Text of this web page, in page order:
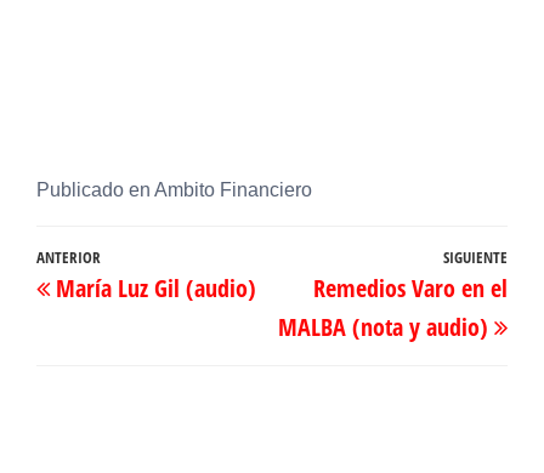
Publicado en Ambito Financiero
Navegación
de
Entrada
anterior
ANTERIOR
María Luz Gil (audio)
SIGUIENTE
Remedios Varo en el
MALBA (nota y audio)